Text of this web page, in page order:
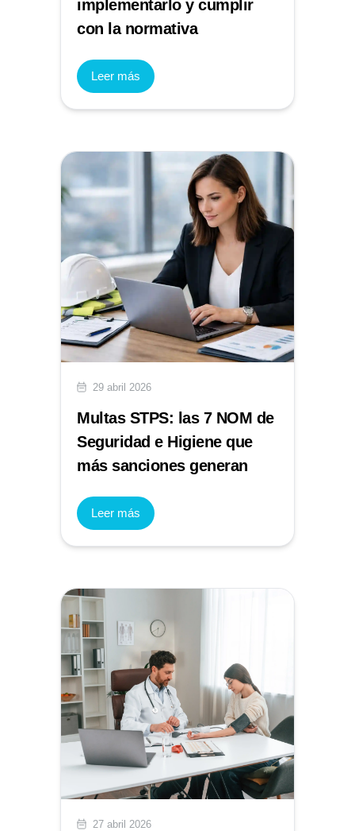
implementarlo y cumplir
con la normativa
Leer más
29 abril 2026
Multas STPS: las 7 NOM de
Seguridad e Higiene que
más sanciones generan
Leer más
27 abril 2026